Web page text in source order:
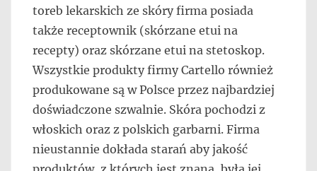
toreb lekarskich ze skóry firma posiada
także receptownik (skórzane etui na
recepty) oraz skórzane etui na stetoskop.
Wszystkie produkty firmy Cartello również
produkowane są w Polsce przez najbardziej
doświadczone szwalnie. Skóra pochodzi z
włoskich oraz z polskich garbarni. Firma
nieustannie dokłada starań aby jakość